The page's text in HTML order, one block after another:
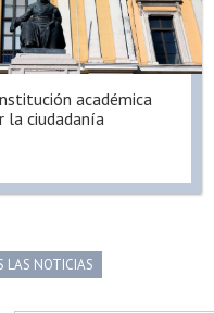
académica
la ciudadanía
LAS NOTICIAS